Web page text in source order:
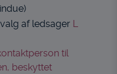
af ledsager L
til
beskyttet